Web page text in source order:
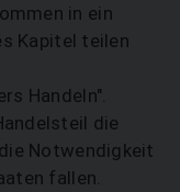
in ein
Kapitel teilen
Handeln".
die
Notwendigkeit
fallen.